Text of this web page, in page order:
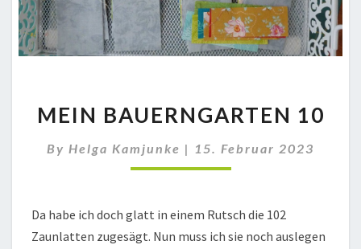
BAUERNGARTEN
MEIN BAUERNGARTEN 10
By Helga Kamjunke | 15. Februar 2023
Da habe ich doch glatt in einem Rutsch die 102
Zaunlatten zugesägt. Nun muss ich sie noch auslegen